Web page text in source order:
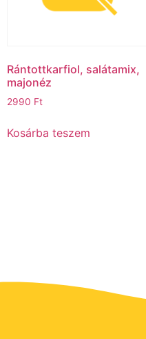
Rántottkarfiol, salátamix,
majonéz
2990 Ft
Kosárba teszem